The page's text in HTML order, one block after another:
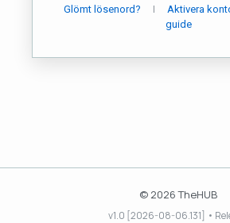
Glömt lösenord? | Aktivera
guide
© 2026 TheHUB
v1.0 [2026-08-06.131] •